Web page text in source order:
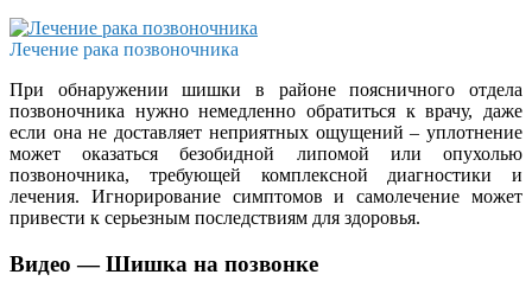
Лечение рака позвоночника
При обнаружении шишки в районе поясничного отдела
позвоночника нужно немедленно обратиться к врачу, даже
если она не доставляет неприятных ощущений – уплотнение
может оказаться безобидной липомой или опухолью
позвоночника, требующей комплексной диагностики и
лечения. Игнорирование симптомов и самолечение может
привести к серьезным последствиям для здоровья.
Видео — Шишка на позвонке